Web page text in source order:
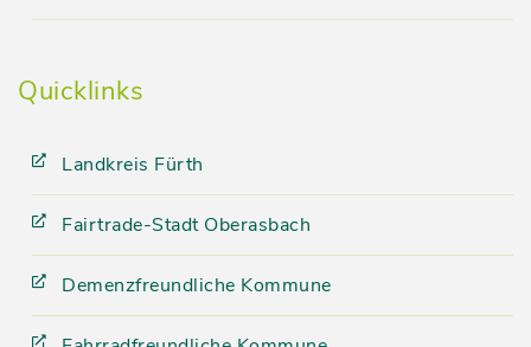
Quicklinks
Landkreis Fürth
Fairtrade-Stadt Oberasbach
Demenzfreundliche Kommune